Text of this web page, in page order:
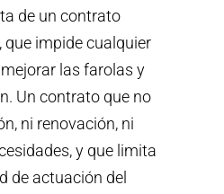
de un contrato
impide cualquier
las farolas y
Un contrato que no
ni renovación, ni
y que limita
de actuación del